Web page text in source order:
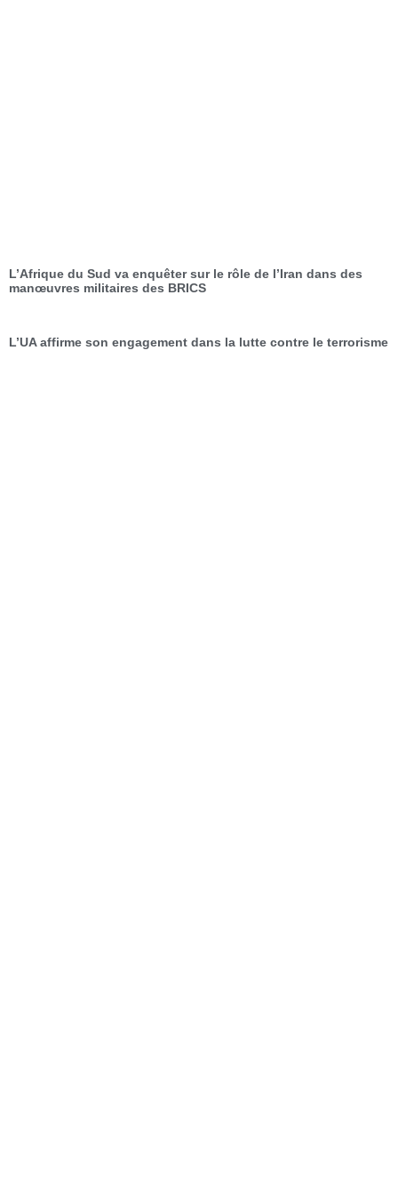
L’Afrique du Sud va enquêter sur le rôle de l’Iran dans des
manœuvres militaires des BRICS
L’UA affirme son engagement dans la lutte contre le terrorisme